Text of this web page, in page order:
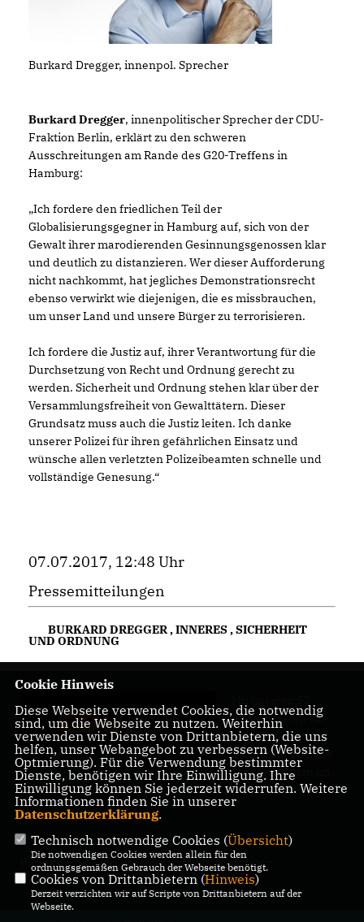
Burkard Dregger, innenpol. Sprecher
Burkard Dregger, innenpolitischer Sprecher der CDU-
Fraktion Berlin, erklärt zu den schweren
Ausschreitungen am Rande des G20-Treffens in
Hamburg:
Ich fordere den friedlichen Teil der
Globalisierungsgegner in Hamburg auf, sich von der
Gewalt ihrer marodierenden Gesinnungsgenossen klar
und deutlich zu distanzieren. Wer dieser Aufforderung
nicht nachkommt, hat jegliches Demonstrationsrecht
ebenso verwirkt wie diejenigen, die es missbrauchen,
um unser Land und unsere Bürger zu terrorisieren.
Ich fordere die Justiz auf, ihrer Verantwortung für die
Durchsetzung von Recht und Ordnung gerecht zu
werden. Sicherheit und Ordnung stehen klar über der
Versammlungsfreiheit von Gewalttätern. Dieser
Grundsatz muss auch die Justiz leiten. Ich danke
unserer Polizei für ihren gefährlichen Einsatz und
wünsche allen verletzten Polizeibeamten schnelle und
vollständige Genesung.“
07.07.2017, 12:48 Uhr
Pressemitteilungen
BURKARD DREGGER,INNERES ,SICHERHEIT
UND ORDNUNG
Abgeordneten aus
allen Bezirken
Berlins sind wir die
größte Fraktion im
Berliner Abgeordnetenhaus.
IMPRESSUM DATENSCHUTZ KONTAKT
Cookie Hinweis
Diese Webseite verwendet Cookies, die notwendig
sind, um die Webseite zu nutzen. Weiterhin
verwenden wir Dienste von Drittanbietern, die uns
helfen, unser Webangebot zu verbessern (Website-
Optmierung). Für die Verwendung bestimmter
Dienste, benötigen wir Ihre Einwilligung. Ihre
Einwilligung können Sie jederzeit widerrufen. Weitere
Informationen finden Sie in unserer
Datenschutzerklärung.
Technisch notwendige Cookies (Übersicht)
Die notwendigen Cookies werden allein für den
ordnungsgemäßen Gebrauch der Webseite benötigt.
Cookies von Drittanbietern (Hinweis)
Derzeit verzichten wir auf Scripte von Drittanbietern auf der
Webseite.